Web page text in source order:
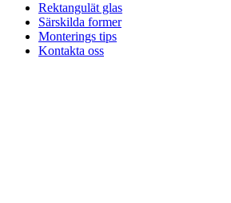
Rektangulät glas
Särskilda former
Monterings tips
Kontakta oss